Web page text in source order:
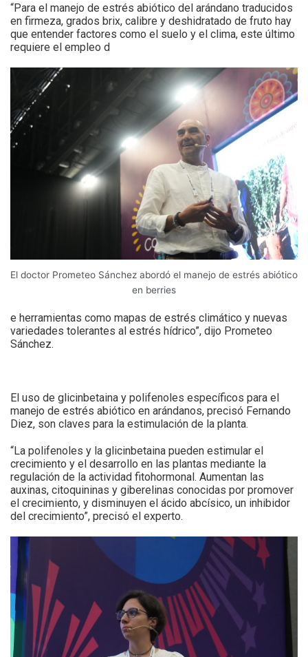
“Para el manejo de estrés abiótico del arándano traducidos
en firmeza, grados brix, calibre y deshidratado de fruto hay
que entender factores como el suelo y el clima, este último
requiere el empleo d
El doctor Prometeo Sánchez abordó el manejo de estrés abiótico
en berries
e herramientas como mapas de estrés climático y nuevas
variedades tolerantes al estrés hídrico”, dijo Prometeo
Sánchez.
El uso de glicinbetaina y polifenoles específicos para el
manejo de estrés abiótico en arándanos, precisó Fernando
Diez, son claves para la estimulación de la planta.
“La polifenoles y la glicinbetaina pueden estimular el
crecimiento y el desarrollo en las plantas mediante la
regulación de la actividad fitohormonal. Aumentan las
auxinas, citoquininas y giberelinas conocidas por promover
el crecimiento, y disminuyen el ácido abcísico, un inhibidor
del crecimiento”, precisó el experto.